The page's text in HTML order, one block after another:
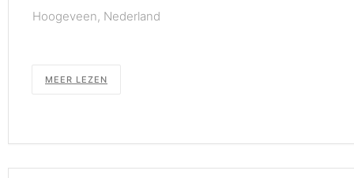
Hoogeveen, Nederland
MEER LEZEN